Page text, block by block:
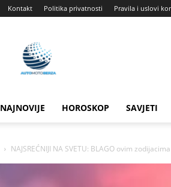
Kontakt Politika privatnosti Pravila i uslovi
Automotoberza
NAJNOVIJE HOROSKOP SAVJETI
NAJSREĆNIJI NA SVETU: BLAGO ovim